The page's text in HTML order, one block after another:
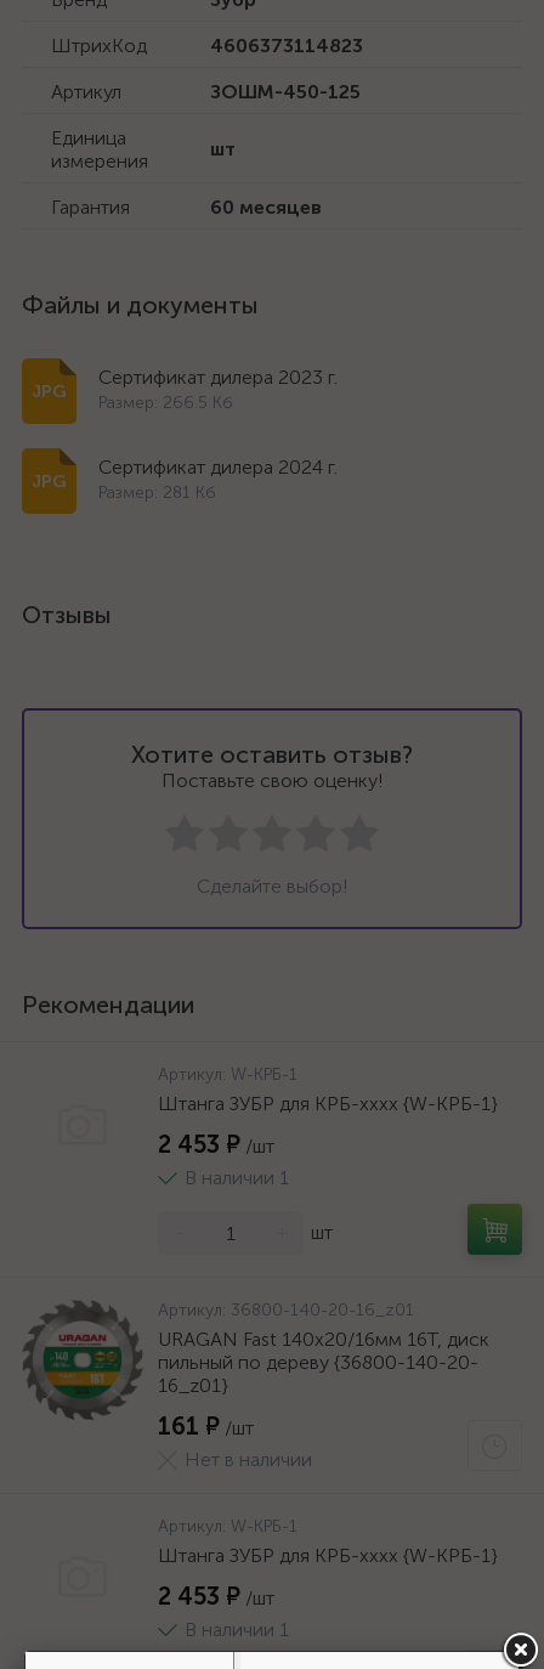
ШтрихКод
4606373114823
Артикул
ЗОШМ-450-125
Единица
измерения
шт
Гарантия 60 месяцев
Файлы и документы
Сертификат дилера 2023 г.
Размер: 266.5 Кб
Сертификат дилера 2024 г.
Размер: 281 Кб
Отзывы
Хотите оставить отзыв?
Поставьте свою оценку!
Сделайте выбор!
Рекомендации
Артикул: W-КРБ-1
Штанга ЗУБР для КРБ-хххх {W-КРБ-1}
2 453 ₽ /шт
В наличии 1
шт
Артикул: 36800-140-20-16_z01
URAGAN Fast 140x20/16мм 16Т, диск
пильный по дереву {36800-140-20-
16_z01}
161 ₽ /шт
Нет в наличии
Артикул: W-КРБ-1
Штанга ЗУБР для КРБ-хххх {W-КРБ-1}
2 453 ₽ /шт
В наличии 1